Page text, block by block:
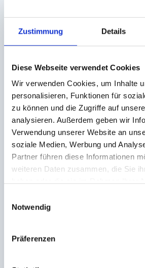
Zustimmung Details
Diese Webseite verwendet Cookies
Wir verwenden Cookies, um Inhalte
personalisieren, Funktionen für
zu können und die Zugriffe auf
analysieren. Außerdem geben wir
Verwendung unserer Website an
soziale Medien, Werbung und
Partner führen diese Informationen
weiteren Daten zusammen, die Sie
Notwendig
Präferenzen
Passt, wenn ihr …
Fokus & Konzentration im
wollt
Stress & Druck souveräner
Sicheres Auftreten &
trainieren wollt
Mentale Stärke fest in
bringen möchtet
Formate & Rahmen
mehrteiligen